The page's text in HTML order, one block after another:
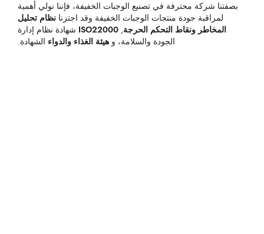
بصفتنا شركة محترفة في تصنيع الوجبات الخفيفة، فإننا نولي أهمية
لمراقبة جودة منتجات الوجبات الخفيفة وقد اجتزنا نظام تحليل
المخاطر ونقاط التحكم الحرجة,
ISO22000 شهادة نظام إدارة
الجودة والسلامة، و هيئة الغذاء والدواء الشهادة.